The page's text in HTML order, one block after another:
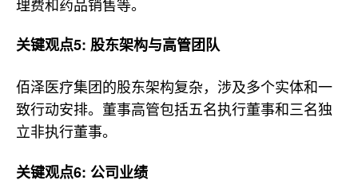
关键观点5: 股东架构与高管团队
佰泽医疗集团的股东架构复杂，涉及多个实体和一
致行动安排。董事高管包括五名执行董事和三名独
立非执行董事。
关键观点6: 公司业绩